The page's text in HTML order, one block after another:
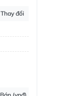
Thay đổi